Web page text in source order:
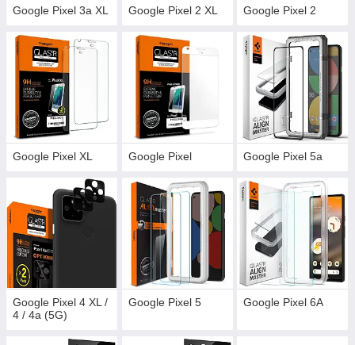
Google Pixel 3a XL Google Pixel 2 XL Google Pixel 2
Google Pixel XL Google Pixel Google Pixel 5a
Google Pixel 4 XL /
4 / 4а (5G)
Google Pixel 5 Google Pixel 6A